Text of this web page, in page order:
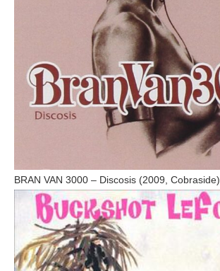
BRAN VAN 3000 – Discosis (2009, Cobraside)